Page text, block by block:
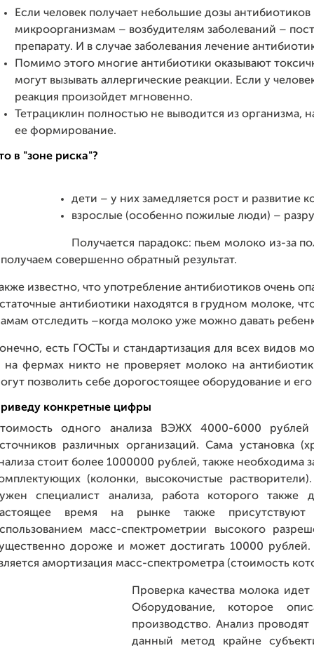
Если человек получает небольшие дозы
микроорганизмам – возбудителям заболеваний –
препарату. И в случае заболевания лечение
Помимо этого многие антибиотики оказывают
могут вызывать аллергические реакции. Если у
реакция произойдет мгновенно.
Тетрациклин полностью не выводится из организма,
ее формирование.
в "зоне риска"?
дети – у них замедляется рост и развитие
взрослые (особенно пожилые люди) –
Получается парадокс: пьем молоко из-за
получаем совершенно обратный результат.
известно, что употребление антибиотиков очень
антибиотики находятся в грудном молоке,
отследить –когда молоко уже можно давать
есть ГОСТы и стандартизация для всех видов
на фермах никто не проверяет молоко на
позволить себе дорогостоящее оборудование и
конкретные цифры
одного анализа ВЭЖХ 4000-6000
различных организаций. Сама установка
стоит более 1000000 рублей, также необходима
(колонки, высокочистые
специалист анализа, работа которого также
время на рынке также
масс-спектрометрии высокого
дороже и может достигать 10000
амортизация масс-спектрометра (стоимость
Проверка качества молока
Оборудование, которое
производство. Анализ
данный метод крайне